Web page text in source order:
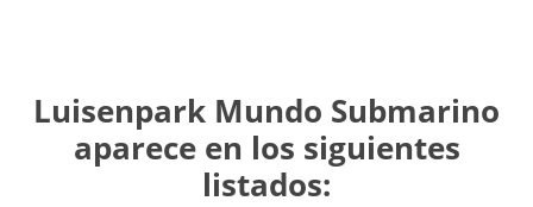
Luisenpark Mundo Submarino
aparece en los siguientes
listados: